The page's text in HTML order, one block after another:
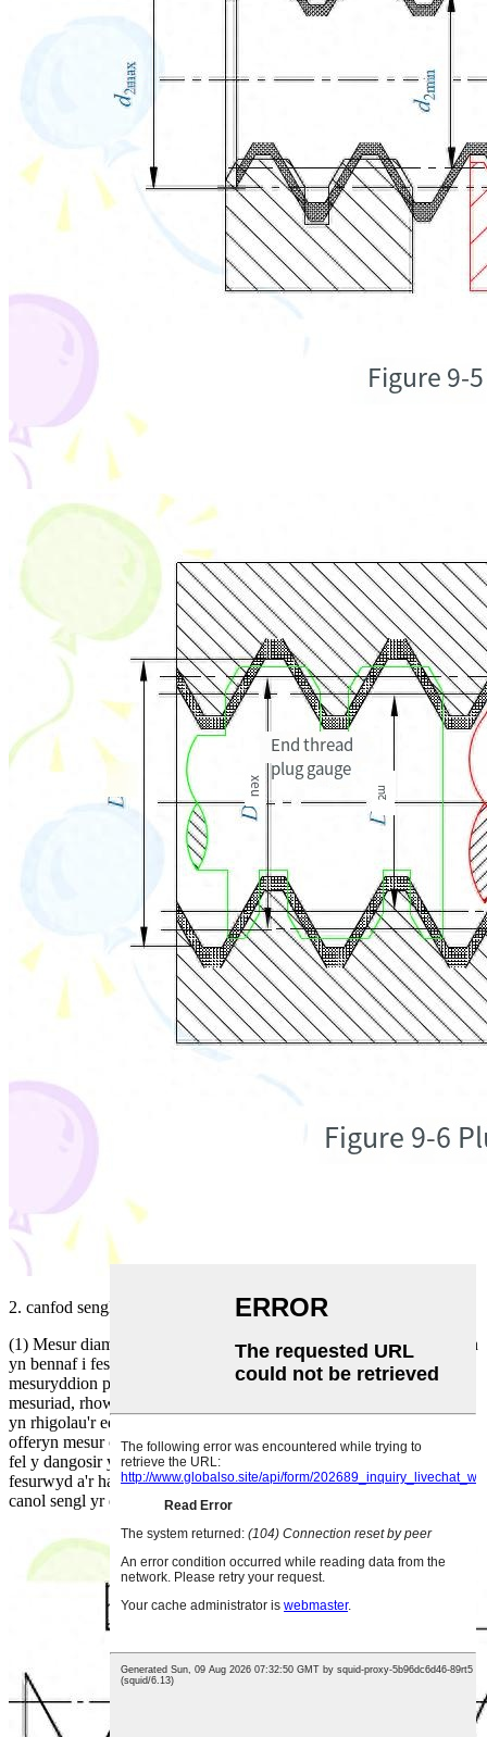
2. canfod sengl
(1) Mesur diamedr yr edau gyda'r dull tri-pin Defnyddir y dull tri-pin
yn bennaf i fesur diamedr canol sengl edafedd allanol manwl (fel
mesuryddion plwg edau, edafedd sgriw plwm, ac ati).Yn ystod y
mesuriad, rhowch dri nodwydd mesur manwl gywir o'r un diamedr
yn rhigolau'r edau a fesurir yn y drefn honno, a defnyddiwch
offeryn mesur optegol neu fecanyddol i fesur pellter y nodwydd M,
fel y dangosir yn Ffigur 9-9 (a).Yn ôl traw hysbys P o'r edau a
fesurwyd a'r hanner Angle a/2 o'r math dant, cyfrifir d2s diamedr
canol sengl yr edau mesuredig trwy wasgu'r fformiwla.